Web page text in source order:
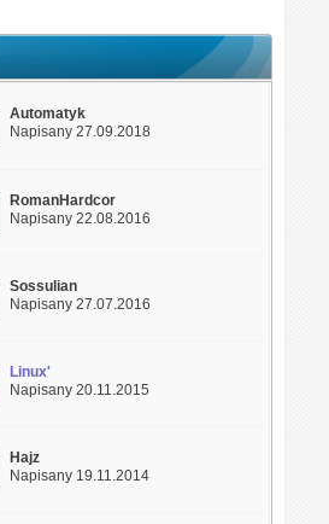
Automatyk
Napisany 27.09.2018
RomanHardcor
Napisany 22.08.2016
Sossulian
Napisany 27.07.2016
Linux'
Napisany 20.11.2015
Hajz
Napisany 19.11.2014